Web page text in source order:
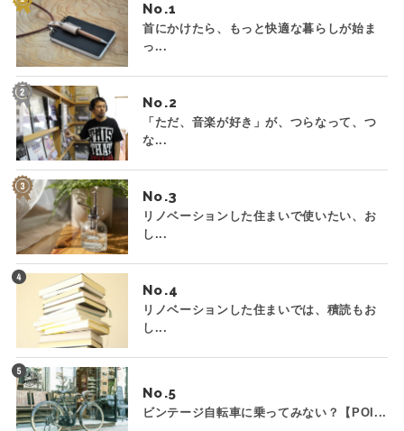
No.
首にかけたら、もっと快適な暮らしが始ま
っ...
No.
「ただ、音楽が好き」が、つらなって、つ
な...
No.
リノベーションした住まいで使いたい、お
し...
No.
リノベーションした住まいでは、積読もお
し...
No.
ビンテージ自転車に乗ってみない？【POI...